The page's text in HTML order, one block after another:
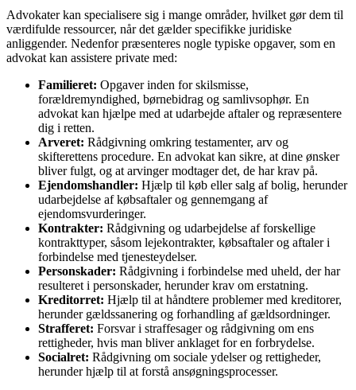
Advokater kan specialisere sig i mange områder, hvilket gør dem til
værdifulde ressourcer, når det gælder specifikke juridiske
anliggender. Nedenfor præsenteres nogle typiske opgaver, som en
advokat kan assistere private med:
Familieret: Opgaver inden for skilsmisse,
forældremyndighed, børnebidrag og samlivsophør. En
advokat kan hjælpe med at udarbejde aftaler og repræsentere
dig i retten.
Arveret: Rådgivning omkring testamenter, arv og
skifterettens procedure. En advokat kan sikre, at dine ønsker
bliver fulgt, og at arvinger modtager det, de har krav på.
Ejendomshandler: Hjælp til køb eller salg af bolig, herunder
udarbejdelse af købsaftaler og gennemgang af
ejendomsvurderinger.
Kontrakter: Rådgivning og udarbejdelse af forskellige
kontrakttyper, såsom lejekontrakter, købsaftaler og aftaler i
forbindelse med tjenesteydelser.
Personskader: Rådgivning i forbindelse med uheld, der har
resulteret i personskader, herunder krav om erstatning.
Kreditorret: Hjælp til at håndtere problemer med kreditorer,
herunder gældssanering og forhandling af gældsordninger.
Strafferet: Forsvar i straffesager og rådgivning om ens
rettigheder, hvis man bliver anklaget for en forbrydelse.
Socialret: Rådgivning om sociale ydelser og rettigheder,
herunder hjælp til at forstå ansøgningsprocesser.